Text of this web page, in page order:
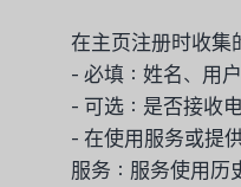
在主页注册时收集
- 必填：姓名、用
- 可选：是否接收
- 在使用服务或提
服务：服务使用历